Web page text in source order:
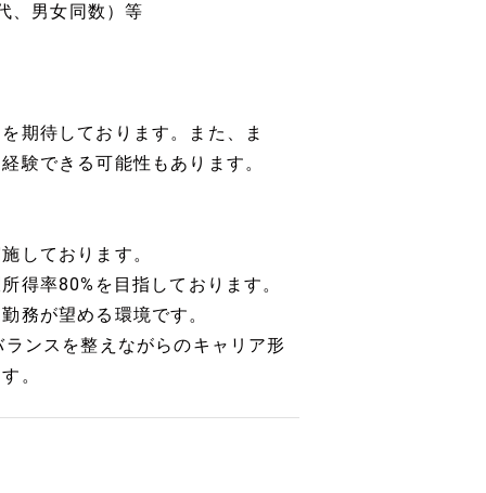
、男女同数）等
期待しております。また、ま
験できる可能性もあります。
しております。
得率80%を目指しております。
務が望める環境です。
ンスを整えながらのキャリア形
。